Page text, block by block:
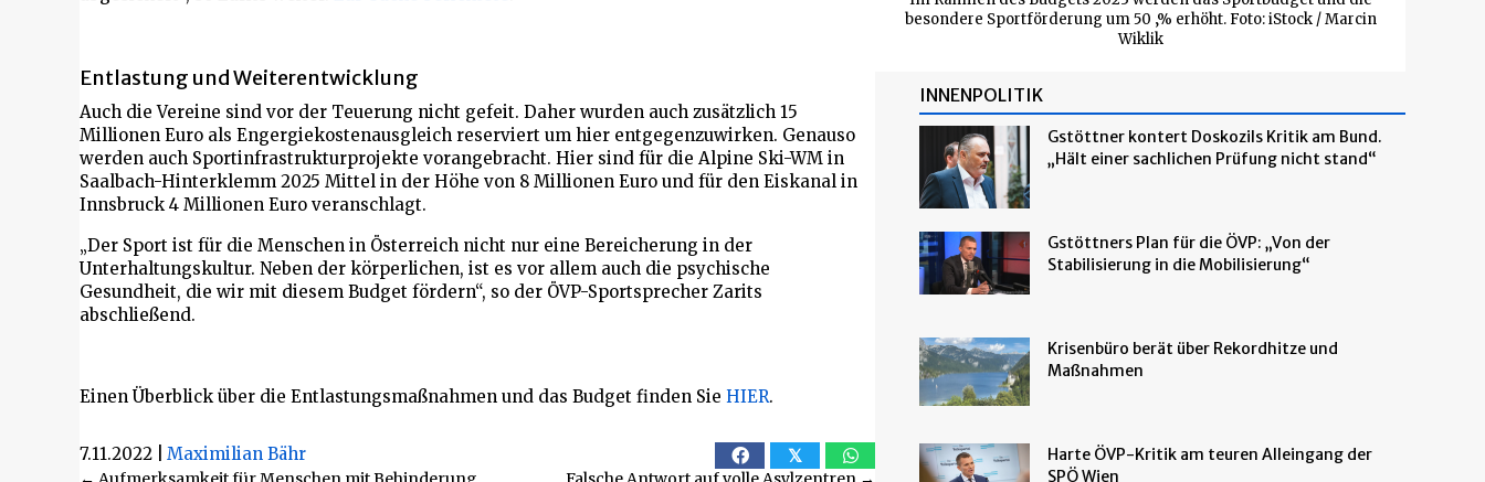
Entlastung und Weiterentwicklung
Auch die Vereine sind vor der Teuerung nicht gefeit. Daher wurden auch zusätzlich 15
Millionen Euro als Engergiekostenausgleich reserviert um hier entgegenzuwirken. Genauso
werden auch Sportinfrastrukturprojekte vorangebracht. Hier sind für die Alpine Ski-WM in
Saalbach-Hinterklemm 2025 Mittel in der Höhe von 8 Millionen Euro und für den Eiskanal in
Innsbruck 4 Millionen Euro veranschlagt.
„Der Sport ist für die Menschen in Österreich nicht nur eine Bereicherung in der
Unterhaltungskultur. Neben der körperlichen, ist es vor allem auch die psychische
Gesundheit, die wir mit diesem Budget fördern“, so der ÖVP-Sportsprecher Zarits
abschließend.
Einen Überblick über die Entlastungsmaßnahmen und das Budget finden Sie HIER.
7.11.2022 Maximilian Bähr 𝕏
besondere Sportförderung um 50 ‚% erhöht. Foto: iStock / Marcin
Wiklik
INNENPOLITIK
Gstöttner kontert Doskozils Kritik am Bund.
„Hält einer sachlichen Prüfung nicht stand“
Gstöttners Plan für die ÖVP: „Von der
Stabilisierung in die Mobilisierung“
Krisenbüro berät über Rekordhitze und
Maßnahmen
Harte ÖVP-Kritik am teuren Alleingang der
SPÖ Wien